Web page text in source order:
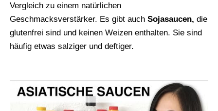
Vergleich zu einem natürlichen
Geschmacksverstärker. Es gibt auch Sojasaucen, die
glutenfrei sind und keinen Weizen enthalten. Sie sind
häufig etwas salziger und deftiger.